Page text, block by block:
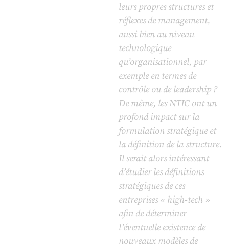
leurs propres structures et
réflexes de management,
aussi bien au niveau
technologique
qu’organisationnel, par
exemple en termes de
contrôle ou de leadership ?
De même, les NTIC ont un
profond impact sur la
formulation stratégique et
la définition de la structure.
Il serait alors intéressant
d’étudier les définitions
stratégiques de ces
entreprises « high-tech »
afin de déterminer
l’éventuelle existence de
nouveaux modèles de